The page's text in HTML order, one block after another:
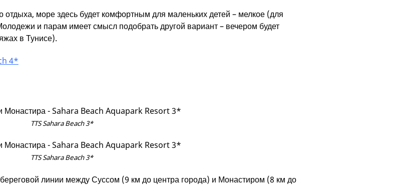
отдыха, море здесь будет комфортным для маленьких детей – мелкое (для
и парам имеет смысл подобрать другой вариант – вечером будет
в Тунисе).
4*
TTS Sahara Beach 3*
TTS Sahara Beach 3*
линии между Суссом (9 км до центра города) и Монастиром (8 км до